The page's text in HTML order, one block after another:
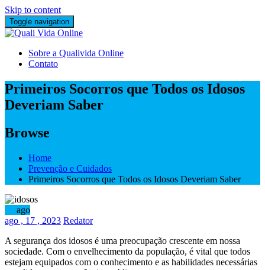
Skip to content
Toggle navigation
Sobre a Qualivida Online
Contato
Primeiros Socorros que Todos os Idosos
Deveriam Saber
Browse
Home
Prevenção e Cuidados
Primeiros Socorros que Todos os Idosos Deveriam Saber
ago
ago , 17 , 2023 Redator
A segurança dos idosos é uma preocupação crescente em nossa
sociedade. Com o envelhecimento da população, é vital que todos
estejam equipados com o conhecimento e as habilidades necessárias